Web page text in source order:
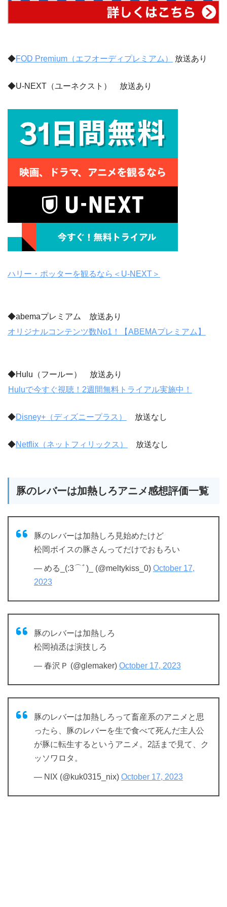
◆FOD Premium（エフオーディプレミアム） 放送あり
◆U-NEXT（ユーネクスト） 放送あり
ハリー・ポッターを観るなら＜U-NEXT＞
◆abemaプレミアム 放送あり
オリジナルコンテンツ数No1！【ABEMAプレミアム】
◆Hulu（フールー） 放送あり
Huluで今すぐ視聴！2週間無料トライアル実施中！
◆Disney+（ディズニープラス） 放送なし
◆Netflix（ネットフィリックス） 放送なし
豚のレバーは加熱しろアニメ感想評価一覧
豚のレバーは加熱しろ見始めたけど
松岡ボイスの豚さんってだけでおもろい
— める_(:3⌒ﾞ)_ (@meltykiss_0) October 17,
2023
豚のレバーは加熱しろ
松岡禎丞は演技しろ
— 春沢Ｐ (@glemaker) October 17, 2023
豚のレバーは加熱しろって畜産系のアニメと思
ったら、豚のレバーを生で食べて死んだ主人公
が豚に転生するというアニメ。2話まで見て、ク
ッソワロタ。
— NIX (@kuk0315_nix) October 17, 2023